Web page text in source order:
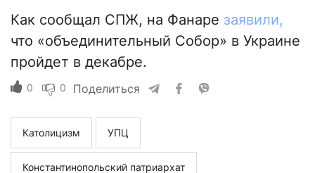
Как сообщал СПЖ, на Фанаре заявили,
что «объединительный Собор» в Украине
пройдет в декабре.
0 0 Поделиться
Католицизм УПЦ
Константинопольский патриархат